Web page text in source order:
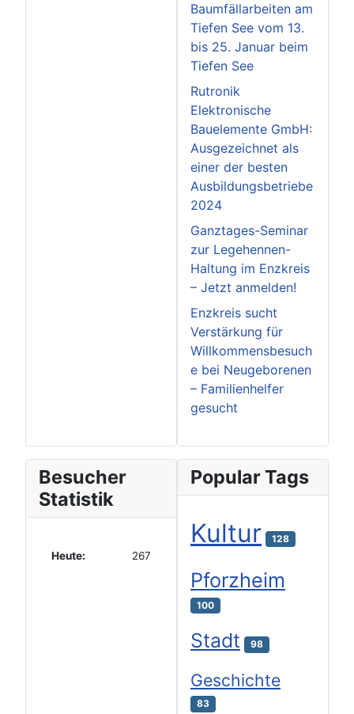
Baumfällarbeiten am
Tiefen See vom 13.
bis 25. Januar beim
Tiefen See
Rutronik
Elektronische
Bauelemente GmbH:
Ausgezeichnet als
einer der besten
Ausbildungsbetriebe
2024
Ganztages-Seminar
zur Legehennen-
Haltung im Enzkreis
– Jetzt anmelden!
Enzkreis sucht
Verstärkung für
Willkommensbesuch
e bei Neugeborenen
– Familienhelfer
gesucht
Besucher
Statistik
Heute: 267
Popular Tags
Kultur 128
Pforzheim
100
Stadt 98
Geschichte
83